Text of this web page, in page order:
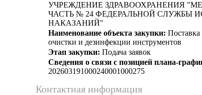
УЧРЕЖДЕНИЕ ЗДРАВООХРАНЕНИЯ
ЧАСТЬ № 24 ФЕДЕРАЛЬНОЙ СЛУЖБЫ
НАКАЗАНИЙ"
Наименование объекта закупки: Поставка
очистки и дезинфекции инструментов
Этап закупки: Подача заявок
Сведения о связи с позицией плана-
202603191000240001000275
Контактная информация